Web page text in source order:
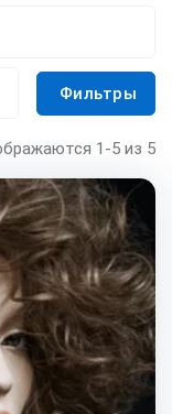
Фильтры
1-5 из 5